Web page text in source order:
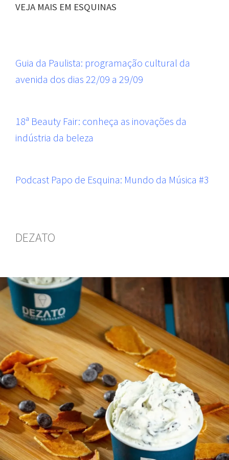
VEJA MAIS EM ESQUINAS
Guia da Paulista: programação cultural da
avenida dos dias 22/09 a 29/09
18ª Beauty Fair: conheça as inovações da
indústria da beleza
Podcast Papo de Esquina: Mundo da Música #3
DEZATO